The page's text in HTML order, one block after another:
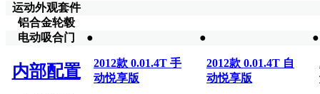
运动外观套件
铝合金轮毂
电动吸合门
● ● ●
内部配置
2012款 0.01.4T 手
动悦享版
2012款 0.01.4T 自
动悦享版